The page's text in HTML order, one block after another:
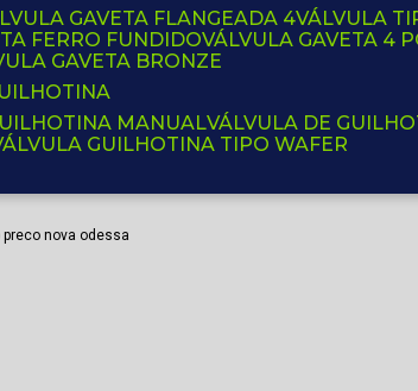
GAVETA FLANGEADA 4 VÁLVULA
FERRO FUNDIDO VÁLVULA GAVETA 4
GAVETA BRONZE
MANUAL VÁLVULA DE
VÁLVULA GUILHOTINA TIPO WAFER
nova odessa